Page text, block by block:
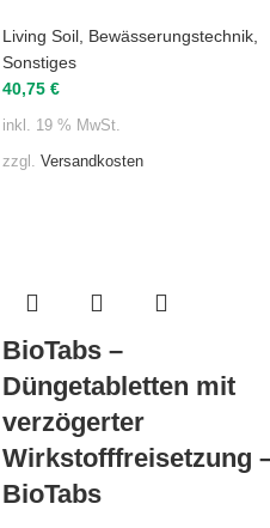
Living Soil, Bewässerungstechnik,
Sonstiges
40,75 €
inkl. 19 % MwSt.
zzgl. Versandkosten
BioTabs –
Düngetabletten mit
verzögerter
Wirkstofffreisetzung
BioTabs